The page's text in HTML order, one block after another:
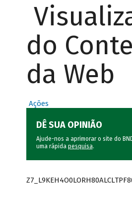
do
da Web
Ações
DÊ SUA OPINIÃO
Ajude-nos a aprimorar o site do
uma rápida pesquisa.